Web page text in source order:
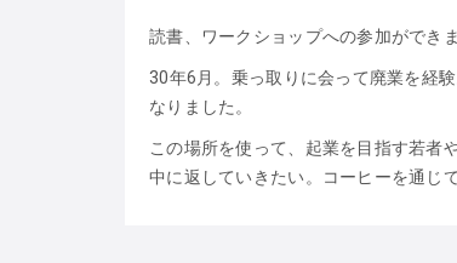
読書、ワークショップへの参加ができ
30年6月。乗っ取りに会って廃業を経
なりました。
この場所を使って、起業を目指す若者
中に返していきたい。コーヒーを通じ